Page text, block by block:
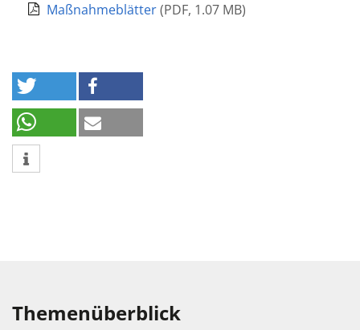
Maßnahmeblätter(PDF, 1.07 MB)
Themenüberblick